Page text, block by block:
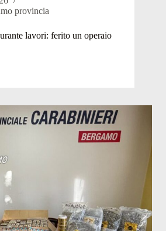
provincia
lavori: ferito un operaio